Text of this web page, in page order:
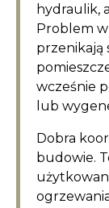
hydraulik,
Problem
przenikają
wcześnie
lub
Dobra
budowie.